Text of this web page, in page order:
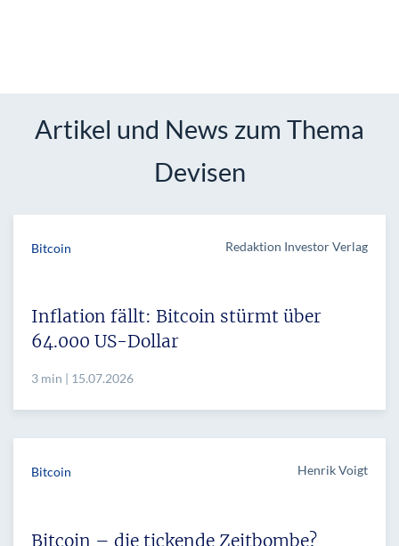
Artikel und News zum Thema
Devisen
Bitcoin Redaktion Investor Verlag
Inflation fällt: Bitcoin stürmt über
64.000 US-Dollar
3 min | 15.07.2026
Bitcoin Henrik Voigt
Bitcoin – die tickende Zeitbombe?